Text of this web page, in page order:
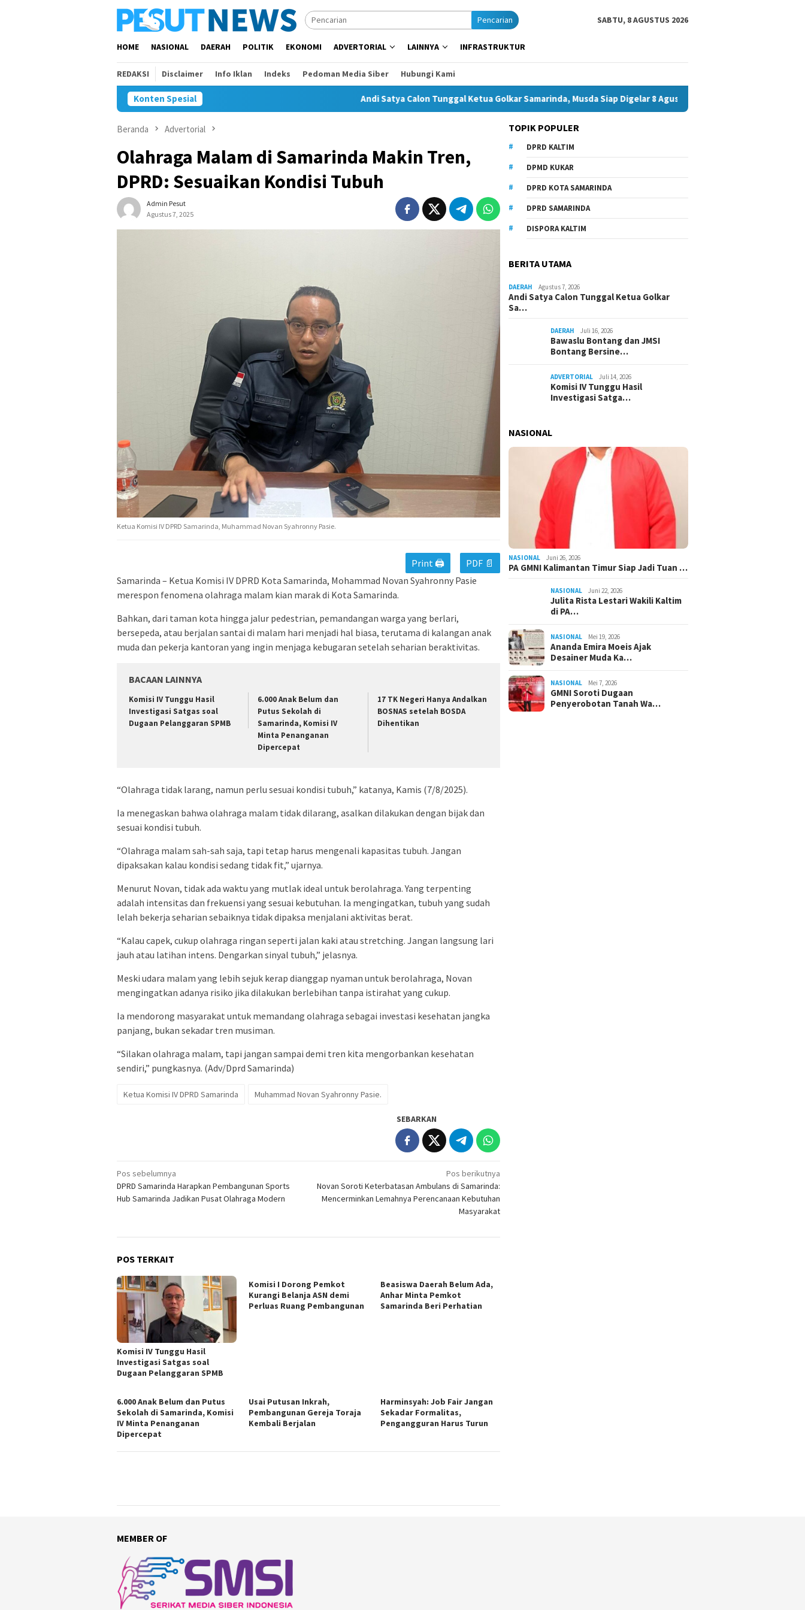
Pencarian SABTU, 8 AGUSTUS 2026
HOME NASIONAL DAERAH POLITIK EKONOMI ADVERTORIAL LAINNYA INFRASTRUKTUR
REDAKSI Disclaimer Info Iklan Indeks Pedoman Media Siber Hubungi Kami
Konten Spesial Andi Satya Calon Tunggal Ketua Golkar Samarinda, Musda Siap Digelar 8 Agustus 2026
Beranda Advertorial
Olahraga Malam di Samarinda Makin Tren,
DPRD: Sesuaikan Kondisi Tubuh
Admin Pesut
Agustus 7, 2025
Ketua Komisi IV DPRD Samarinda, Muhammad Novan Syahronny Pasie.
Print 🖨
PDF 📄
Samarinda – Ketua Komisi IV DPRD Kota Samarinda, Mohammad Novan Syahronny Pasie
merespon fenomena olahraga malam kian marak di Kota Samarinda.
Bahkan, dari taman kota hingga jalur pedestrian, pemandangan warga yang berlari,
bersepeda, atau berjalan santai di malam hari menjadi hal biasa, terutama di kalangan anak
muda dan pekerja kantoran yang ingin menjaga kebugaran setelah seharian beraktivitas.
BACAAN LAINNYA
Komisi IV Tunggu Hasil
Investigasi Satgas soal
Dugaan Pelanggaran SPMB
6.000 Anak Belum dan
Putus Sekolah di
Samarinda, Komisi IV
Minta Penanganan
Dipercepat
17 TK Negeri Hanya Andalkan
BOSNAS setelah BOSDA
Dihentikan
“Olahraga tidak larang, namun perlu sesuai kondisi tubuh,” katanya, Kamis (7/8/2025).
Ia menegaskan bahwa olahraga malam tidak dilarang, asalkan dilakukan dengan bijak dan
sesuai kondisi tubuh.
“Olahraga malam sah-sah saja, tapi tetap harus mengenali kapasitas tubuh. Jangan
dipaksakan kalau kondisi sedang tidak fit,” ujarnya.
Menurut Novan, tidak ada waktu yang mutlak ideal untuk berolahraga. Yang terpenting
adalah intensitas dan frekuensi yang sesuai kebutuhan. Ia mengingatkan, tubuh yang sudah
lelah bekerja seharian sebaiknya tidak dipaksa menjalani aktivitas berat.
“Kalau capek, cukup olahraga ringan seperti jalan kaki atau stretching. Jangan langsung lari
jauh atau latihan intens. Dengarkan sinyal tubuh,” jelasnya.
Meski udara malam yang lebih sejuk kerap dianggap nyaman untuk berolahraga, Novan
mengingatkan adanya risiko jika dilakukan berlebihan tanpa istirahat yang cukup.
Ia mendorong masyarakat untuk memandang olahraga sebagai investasi kesehatan jangka
panjang, bukan sekadar tren musiman.
“Silakan olahraga malam, tapi jangan sampai demi tren kita mengorbankan kesehatan
sendiri,” pungkasnya. (Adv/Dprd Samarinda)
Ketua Komisi IV DPRD Samarinda Muhammad Novan Syahronny Pasie.
SEBARKAN
Navigasi
pos
Pos sebelumnya
DPRD Samarinda Harapkan Pembangunan Sports
Hub Samarinda Jadikan Pusat Olahraga Modern
Pos berikutnya
Novan Soroti Keterbatasan Ambulans di Samarinda:
Mencerminkan Lemahnya Perencanaan Kebutuhan
Masyarakat
POS TERKAIT
Komisi IV Tunggu Hasil
Investigasi Satgas soal
Dugaan Pelanggaran SPMB
Komisi I Dorong Pemkot
Kurangi Belanja ASN demi
Perluas Ruang Pembangunan
Beasiswa Daerah Belum Ada,
Anhar Minta Pemkot
Samarinda Beri Perhatian
6.000 Anak Belum dan Putus
Sekolah di Samarinda, Komisi
IV Minta Penanganan
Dipercepat
Usai Putusan Inkrah,
Pembangunan Gereja Toraja
Kembali Berjalan
Harminsyah: Job Fair Jangan
Sekadar Formalitas,
Pengangguran Harus Turun
TOPIK POPULER
DPRD KALTIM
DPMD KUKAR
DPRD KOTA SAMARINDA
DPRD SAMARINDA
DISPORA KALTIM
BERITA UTAMA
DAERAH Agustus 7, 2026
Andi Satya Calon Tunggal Ketua Golkar
Sa…
DAERAH Juli 16, 2026
Bawaslu Bontang dan JMSI
Bontang Bersine…
ADVERTORIAL Juli 14, 2026
Komisi IV Tunggu Hasil
Investigasi Satga…
NASIONAL
NASIONAL Juni 26, 2026
PA GMNI Kalimantan Timur Siap Jadi Tuan …
NASIONAL Juni 22, 2026
Julita Rista Lestari Wakili Kaltim
di PA…
NASIONAL Mei 19, 2026
Ananda Emira Moeis Ajak
Desainer Muda Ka…
NASIONAL Mei 7, 2026
GMNI Soroti Dugaan
Penyerobotan Tanah Wa…
MEMBER OF